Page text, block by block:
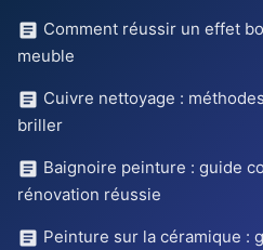
Comment réussir un effet
meuble
Cuivre nettoyage :
briller
Baignoire peinture : guide
rénovation réussie
Peinture sur la céramique :